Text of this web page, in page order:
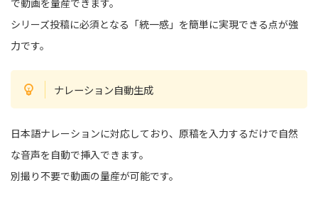
で動画を量産できます。
シリーズ投稿に必須となる「統一感」を簡単に実現できる点が強
力です。
ナレーション自動生成
日本語ナレーションに対応しており、原稿を入力するだけで自然
な音声を自動で挿入できます。
別撮り不要で動画の量産が可能です。